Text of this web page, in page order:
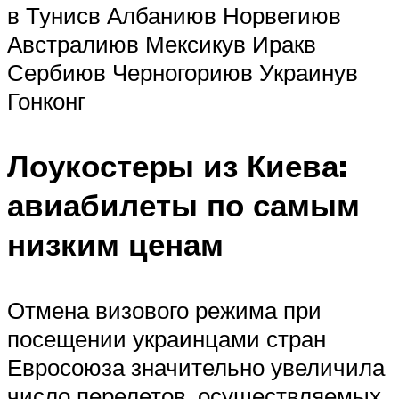
в Тунисв Албаниюв Норвегиюв
Австралиюв Мексикув Иракв
Сербиюв Черногориюв Украинув
Гонконг
Лоукостеры из Киева:
авиабилеты по самым
низким ценам
Отмена визового режима при
посещении украинцами стран
Евросоюза значительно увеличила